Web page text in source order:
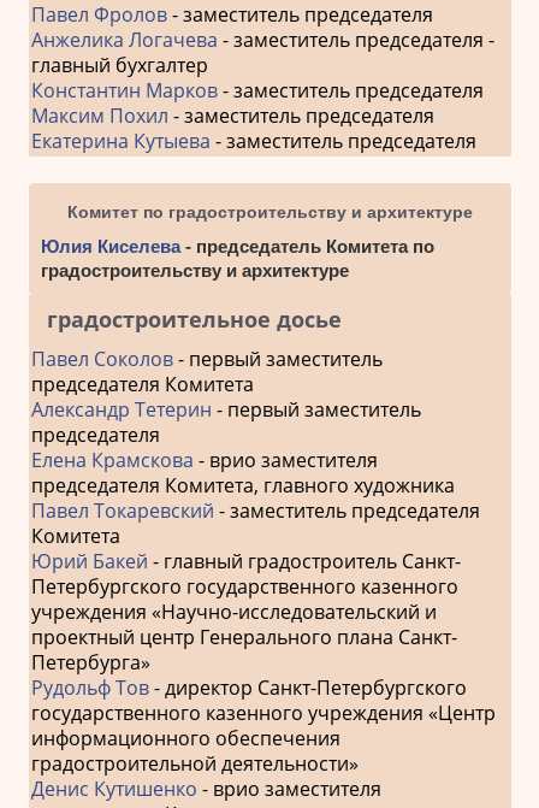
Павел Фролов- заместитель председателя
Анжелика Логачева - заместитель председателя -
главный бухгалтер
Константин Марков- заместитель председателя
Максим Похил - заместитель председателя
Екатерина Кутыева - заместитель председателя
Комитет по градостроительству и архитектуре
Юлия Киселева- председатель Комитета по
градостроительству и архитектуре
градостроительное досье
Павел Соколов- первый заместитель
председателя Комитета
Александр Тетерин - первый заместитель
председателя
Елена Крамскова - врио заместителя
председателя Комитета, главного художника
Павел Токаревский - заместитель председателя
Комитета
Юрий Бакей - главный градостроитель Санкт-
Петербургского государственного казенного
учреждения «Научно-исследовательский и
проектный центр Генерального плана Санкт-
Петербурга»
Рудольф Тов- директор Санкт-Петербургского
государственного казенного учреждения «Центр
информационного обеспечения
градостроительной деятельности»
Денис Кутишенко - врио заместителя